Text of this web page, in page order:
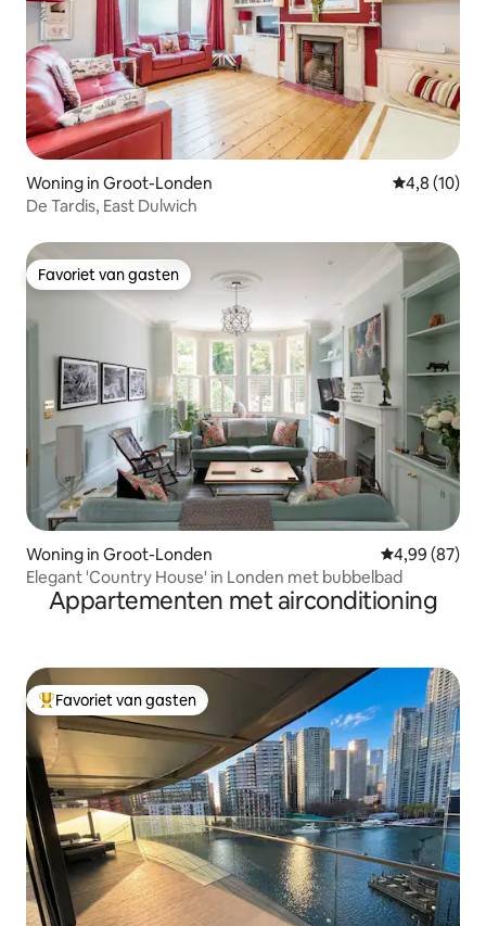
Woning in Groot-Londen
4,8 (10)
De Tardis, East Dulwich
Favoriet van gasten
Favoriet van gasten
Woning in Groot-Londen Gemiddelde
4,99 (87)
Elegant 'Country House' in Londen met bubbelbad
Appartementen met airconditioning
Topfavoriet van gasten
Favoriet van gasten